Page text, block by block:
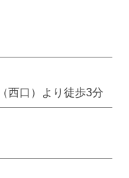
西口）より徒歩3分